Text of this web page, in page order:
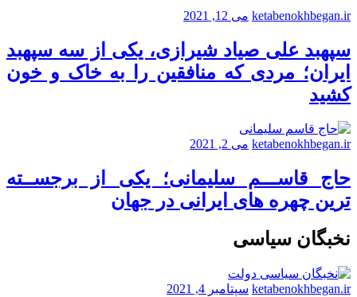
ketabenokhbegan.ir می 12, 2021
سپهبد علی صیاد شیرازی، یکی از سه سپهبد
ایران؛ مردی که منافقین را به خاک و خون
کشید
ketabenokhbegan.ir می 2, 2021
حاج قاســـم سلیمانی؛ یکی از برجســته
ترین چهره های ایرانی در جهان
نخبگان سیاسی
ketabenokhbegan.ir سپتامبر 4, 2021